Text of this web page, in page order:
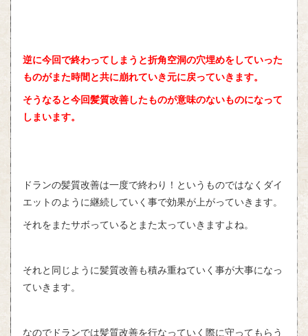
逆に今回で終わってしまうと折角空洞の穴埋めをしていった
ものがまた時間と共に崩れていき元に戻っていきます。
そうなると今回髪質改善したものが意味のないものになって
しまいます。
ドランの髪質改善は一度で終わり！というものではなくダイ
エットのように継続していく事で効果が上がっていきます。
それをまたサボっているとまた太っていきますよね。
それと同じように髪質改善も積み重ねていく事が大事になっ
ていきます。
なのでドランでは髪質改善を行なっていく際に守ってもらう